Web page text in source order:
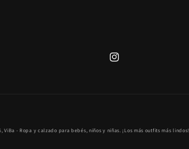
Instagram
ViBa - Ropa y calzado para bebés, niños y niñas. ¡Los más outfits más lindos!